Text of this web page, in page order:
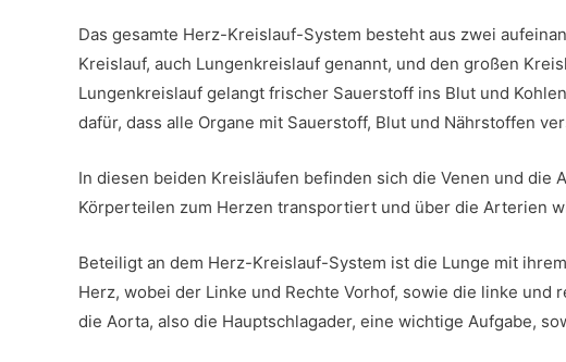
Das gesamte Herz-Kreislauf-System besteht aus zwei
Kreislauf, auch Lungenkreislauf genannt, und den großen
Lungenkreislauf gelangt frischer Sauerstoff ins Blut und
dafür, dass alle Organe mit Sauerstoff, Blut und Nährstoffen
In diesen beiden Kreisläufen befinden sich die Venen und die
Körperteilen zum Herzen transportiert und über die Arterien
Beteiligt an dem Herz-Kreislauf-System ist die Lunge mit
Herz, wobei der Linke und Rechte Vorhof, sowie die linke
die Aorta, also die Hauptschlagader, eine wichtige Aufgabe,